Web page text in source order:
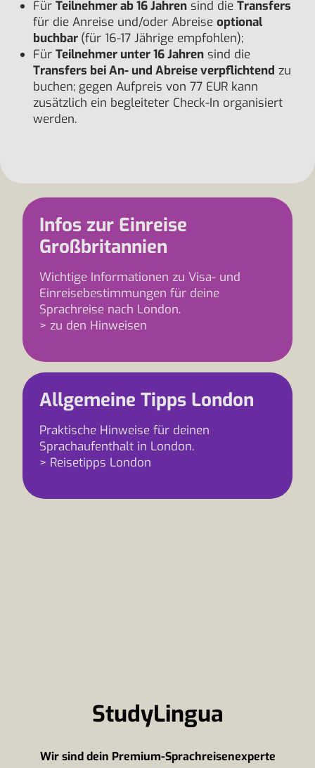
Für Teilnehmer ab 16 Jahren sind die Transfers
für die Anreise und/oder Abreise optional
buchbar (für 16-17 Jährige empfohlen);
Für Teilnehmer unter 16 Jahren sind die
Transfers bei An- und Abreise verpflichtend zu
buchen; gegen Aufpreis von 77 EUR kann
zusätzlich ein begleiteter Check-In organisiert
werden.
Infos zur Einreise
Großbritannien
Wichtige Informationen zu Visa- und
Einreisebestimmungen für deine
Sprachreise nach London.
> zu den Hinweisen
Allgemeine Tipps London
Praktische Hinweise für deinen
Sprachaufenthalt in London.
> Reisetipps London
StudyLingua
Wir sind dein Premium-Sprachreisenexperte